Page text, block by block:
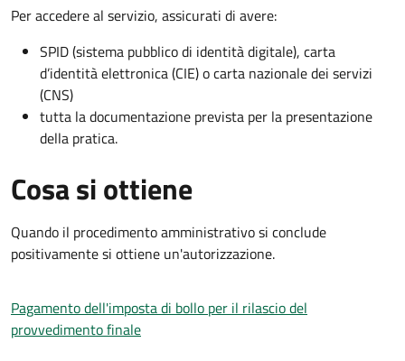
Per accedere al servizio, assicurati di avere:
SPID (sistema pubblico di identità digitale), carta
d’identità elettronica (CIE) o carta nazionale dei servizi
(CNS)
tutta la documentazione prevista per la presentazione
della pratica.
Cosa si ottiene
Quando il procedimento amministrativo si conclude
positivamente si ottiene un'autorizzazione.
Pagamento dell'imposta di bollo per il rilascio del
provvedimento finale